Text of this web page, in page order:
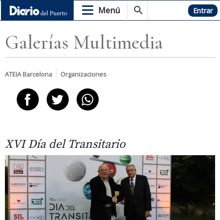
Menú Hemeroteca Entrar
Galerías Multimedia
ATEIA Barcelona Organizaciones
XVI Día del Transitario